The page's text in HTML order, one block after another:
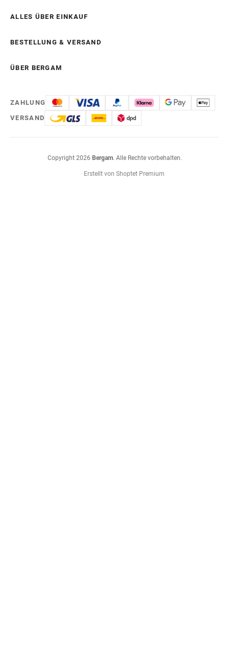
ALLES ÜBER EINKAUF
BESTELLUNG & VERSAND
ÜBER BERGAM
ZAHLUNG
VERSAND
Erstellt von Shoptet Premium
Copyright 2026 Bergam. Alle Rechte vorbehalten.